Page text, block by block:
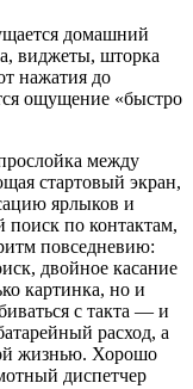
домашний
виджеты, шторка
нажатия до
ощущение «быстро
между
стартовый экран,
ярлыков и
по контактам,
повседневию:
двойное касание
картинка, но и
с такта — и
расход, а
жизнью. Хорошо
диспетчер